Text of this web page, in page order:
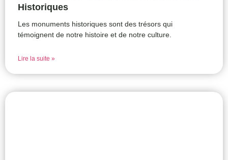
Historiques
Les monuments historiques sont des trésors qui
témoignent de notre histoire et de notre culture.
Lire la suite »